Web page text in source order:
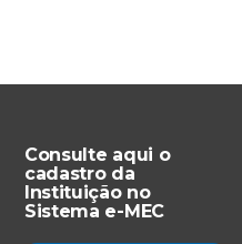
Consulte aqui o
cadastro da
Instituição no
Sistema e-MEC